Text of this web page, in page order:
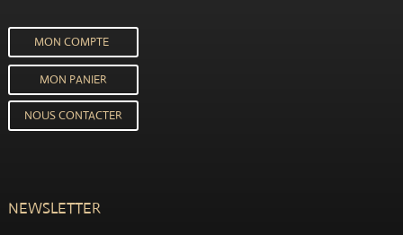
MON COMPTE
MON PANIER
NOUS CONTACTER
NEWSLETTER